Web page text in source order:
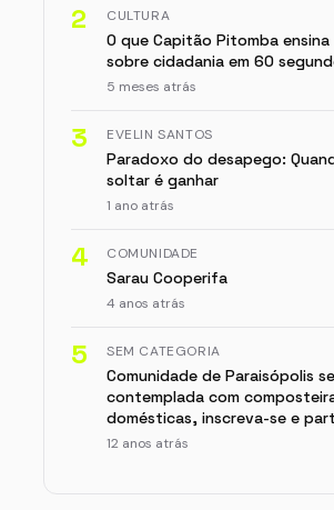
2 CULTURA
O que Capitão Pitomba ensina
sobre cidadania em 60
5 meses atrás
3 EVELIN SANTOS
Paradoxo do desapego:
soltar é ganhar
1 ano atrás
4 COMUNIDADE
Sarau Cooperifa
4 anos atrás
5 SEM CATEGORIA
Comunidade de Paraisópolis
contemplada com
domésticas, inscreva-se e
12 anos atrás